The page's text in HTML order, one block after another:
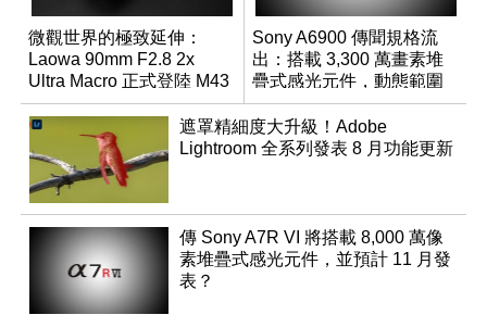
微觀世界的極致延伸：
Laowa 90mm F2.8 2x
Ultra Macro 正式登陸 M43
系統
Sony A6900 傳聞規格流
出：搭載 3,300 萬畫素堆
疊式感光元件，動態範圍
超過 15 級
遮罩精細度大升級！Adobe
Lightroom 全系列發表 8 月功能更新
傳 Sony A7R VI 將搭載 8,000 萬像
素堆疊式感光元件，並預計 11 月發
表？